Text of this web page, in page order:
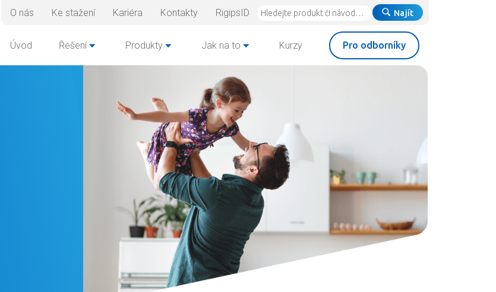
O nás Ke stažení Kariéra Kontakty RigipsID Najít
Úvod Řešení Produkty Jak na to Kurzy Pro odborníky